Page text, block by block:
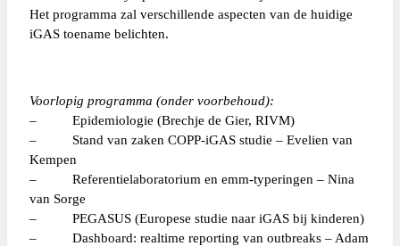
Het programma zal verschillende aspecten van de huidige
iGAS toename belichten.
Voorlopig programma (onder voorbehoud):
– Epidemiologie (Brechje de Gier, RIVM)
– Stand van zaken COPP-iGAS studie – Evelien van
Kempen
– Referentielaboratorium en emm-typeringen – Nina
van Sorge
– PEGASUS (Europese studie naar iGAS bij kinderen)
– Dashboard: realtime reporting van outbreaks – Adam